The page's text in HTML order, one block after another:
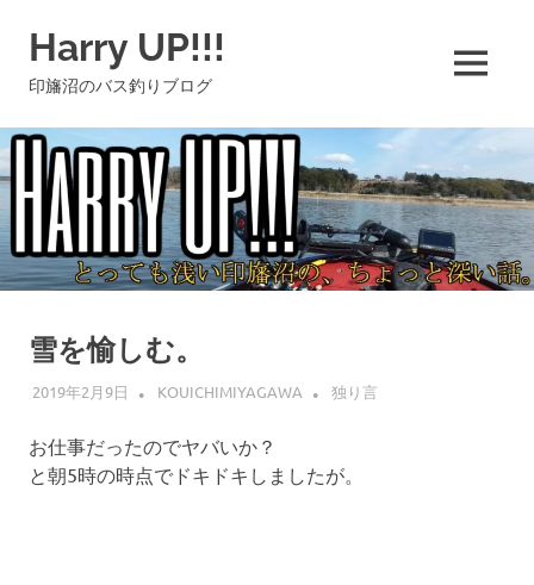
ツ
へ
ス
キ
ッ
プ
Harry UP!!!
印旛沼のバス釣りブログ MENU
雪を愉しむ。
2019年2月9日 KOUICHIMIYAGAWA 独り言
お仕事だったのでヤバいか？
と朝5時の時点でドキドキしましたが。